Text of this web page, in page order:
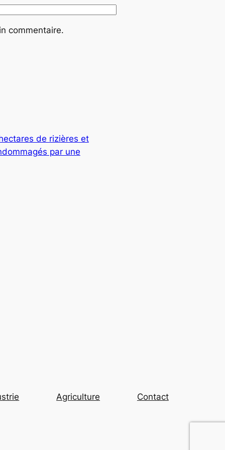
commentaire.
de rizières et
par une
Agriculture Contact